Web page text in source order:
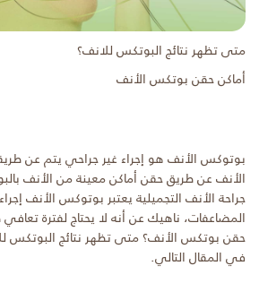
متى تظهر نتائج البوتكس للانف؟
أماكن حقن بوتكس الأنف
بوتوكس الأنف هو إجراء غير جراحي يتم عن
الأنف عن طريق حقن أماكن معينة من الأنف
جراحة الأنف التجميلية يعتبر بوتوكس الأنف
المضاعفات، ناهيك عن أنه لا يحتاج لفترة
حقن بوتكس الأنف؟ متى تظهر نتائج البوتكس
في المقال التالي.